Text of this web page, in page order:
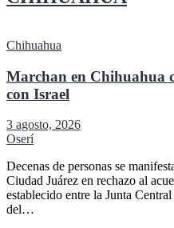
Chihuahua
Marchan en Chihuahua
con Israel
3 agosto, 2026
Oserí
Decenas de personas se
Ciudad Juárez en rechazo al
establecido entre la Junta
del…